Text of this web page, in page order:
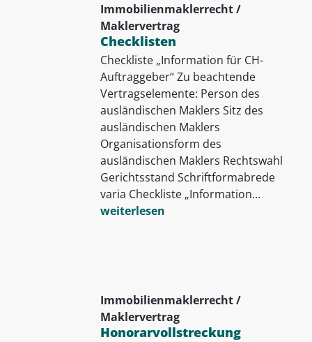
Immobilienmaklerrecht /
Maklervertrag
Checklisten
Checkliste „Information für CH-
Auftraggeber“ Zu beachtende
Vertragselemente: Person des
ausländischen Maklers Sitz des
ausländischen Maklers
Organisationsform des
ausländischen Maklers Rechtswahl
Gerichtsstand Schriftformabrede
varia Checkliste „Information...
weiterlesen
Immobilienmaklerrecht /
Maklervertrag
Honorarvollstreckung